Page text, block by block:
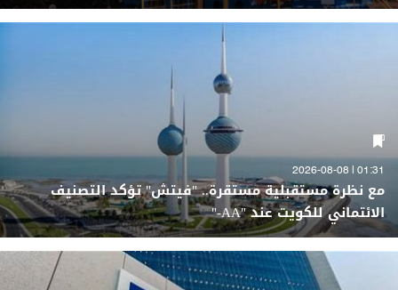
01:31 | 2026-08-08
مع نظرة مستقبلية مستقرة.. "فيتش" تؤكد التصنيف
الائتماني للكويت عند "AA-"